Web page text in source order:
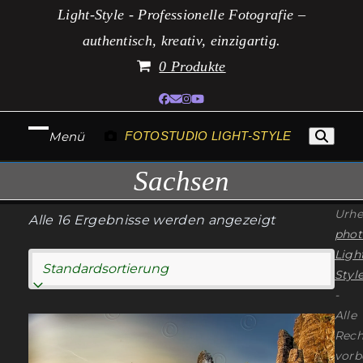
Light-Style - Professionelle Fotografie –
authentisch, kreativ, einzigartig.
0 Produkte
Facebook
E-
Mail
Instagram
YouTube
FOTOSTUDIO LIGHT-STYLE
Menü
öffnen
schließen
Sachsen
Alle 16 Ergebnisse werden angezeigt
Dieses
-
Alle